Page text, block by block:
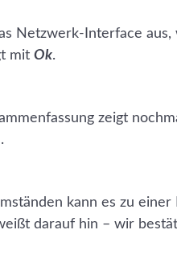
Netzwerk-Interface
mit Ok.
zeigt
kann es zu
darauf hin – wir